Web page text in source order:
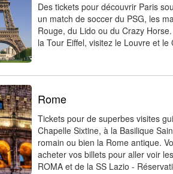
Des tickets pour découvrir Paris
un match de soccer du PSG, les
Rouge, du Lido ou du Crazy
la Tour Eiffel, visitez le Louvre et le
Rome
Tickets pour de superbes visites
Chapelle Sixtine, à la Basilique
romain ou bien la Rome antique.
acheter vos billets pour aller voir
ROMA et de la SS Lazio -